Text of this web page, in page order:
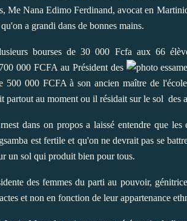
Me Nana Edimo Ferdinand, avocat en
a grandi dans de bonnes mains.
bourses de 30 000 Fcfa aux 66
000 FCFA au Président des
500 000 FCFA à son ancien maître de
partout au moment ou il résidait sur le sol des
dans on propos a laissé entendre que
est fertile et qu'on ne devrait pas se
un sol qui produit bien pour tous.
des femmes du parti au pouvoir,
et non en fonction de leur appartenance